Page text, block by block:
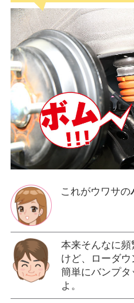
これがウワサの
本来そんなに
けど、ローダ
簡単にバンプ
よ。